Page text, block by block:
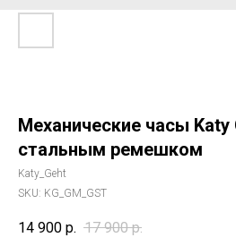
Механические часы Katy
стальным ремешком
Katy_Geht
SKU: KG_GM_GST
14 900 р. 17 900 р.